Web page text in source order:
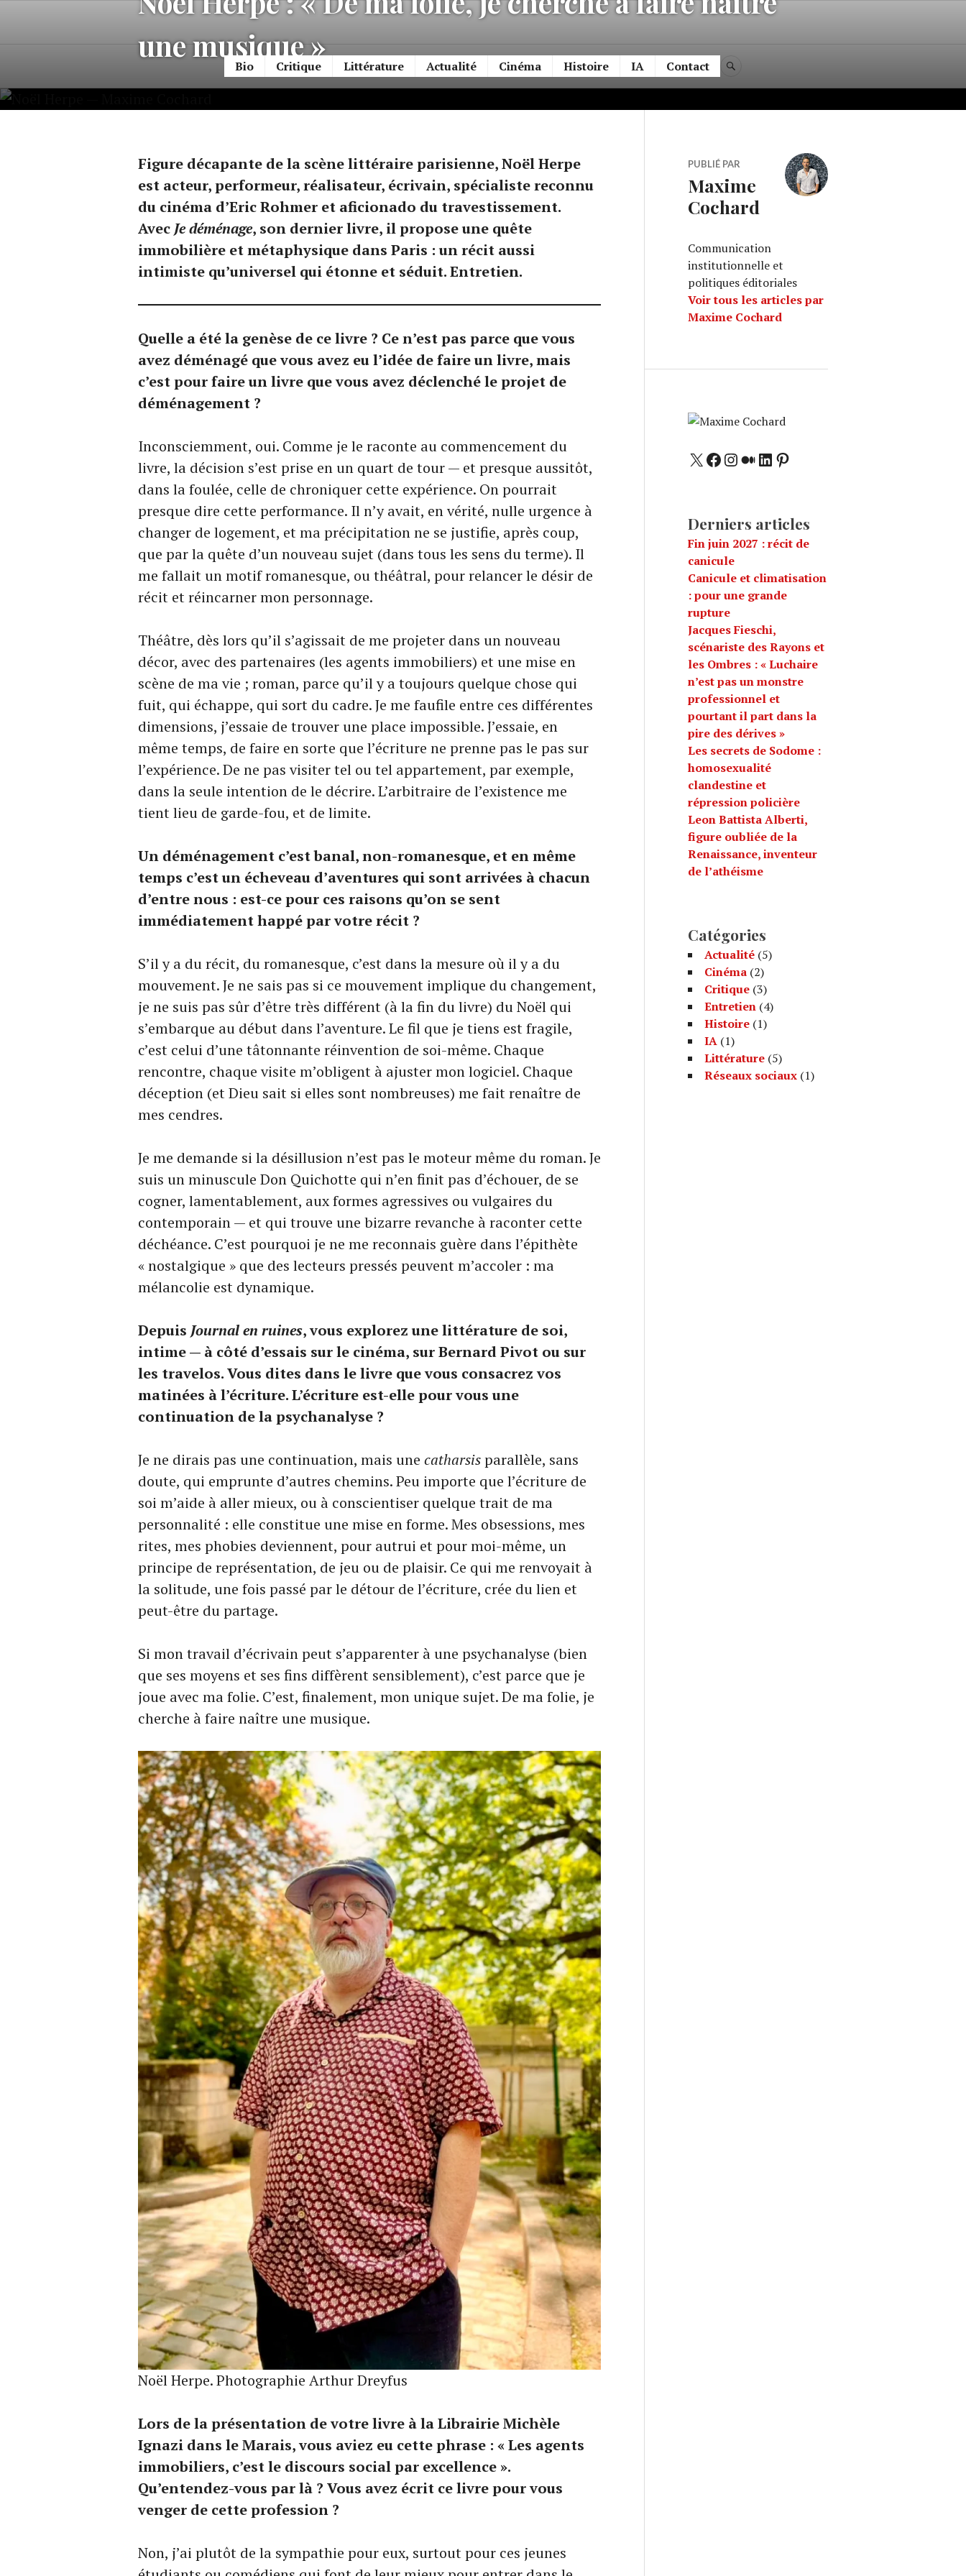
Bio Critique Littérature Actualité Cinéma Histoire IA Contact
une musique »
Figure décapante de la scène littéraire parisienne, Noël Herpe
est acteur, performeur, réalisateur, écrivain, spécialiste reconnu
du cinéma d’Eric Rohmer et aficionado du travestissement.
Avec Je déménage, son dernier livre, il propose une quête
immobilière et métaphysique dans Paris : un récit aussi
intimiste qu’universel qui étonne et séduit. Entretien.
Quelle a été la genèse de ce livre ? Ce n’est pas parce que vous
avez déménagé que vous avez eu l’idée de faire un livre, mais
c’est pour faire un livre que vous avez déclenché le projet de
déménagement ?
Inconsciemment, oui. Comme je le raconte au commencement du
livre, la décision s’est prise en un quart de tour — et presque aussitôt,
dans la foulée, celle de chroniquer cette expérience. On pourrait
presque dire cette performance. Il n’y avait, en vérité, nulle urgence à
changer de logement, et ma précipitation ne se justifie, après coup,
que par la quête d’un nouveau sujet (dans tous les sens du terme). Il
me fallait un motif romanesque, ou théâtral, pour relancer le désir de
récit et réincarner mon personnage.
Théâtre, dès lors qu’il s’agissait de me projeter dans un nouveau
décor, avec des partenaires (les agents immobiliers) et une mise en
scène de ma vie ; roman, parce qu’il y a toujours quelque chose qui
fuit, qui échappe, qui sort du cadre. Je me faufile entre ces différentes
dimensions, j’essaie de trouver une place impossible. J’essaie, en
même temps, de faire en sorte que l’écriture ne prenne pas le pas sur
l’expérience. De ne pas visiter tel ou tel appartement, par exemple,
dans la seule intention de le décrire. L’arbitraire de l’existence me
tient lieu de garde-fou, et de limite.
Un déménagement c’est banal, non-romanesque, et en même
temps c’est un écheveau d’aventures qui sont arrivées à chacun
d’entre nous : est-ce pour ces raisons qu’on se sent
immédiatement happé par votre récit ?
S’il y a du récit, du romanesque, c’est dans la mesure où il y a du
mouvement. Je ne sais pas si ce mouvement implique du changement,
je ne suis pas sûr d’être très différent (à la fin du livre) du Noël qui
s’embarque au début dans l’aventure. Le fil que je tiens est fragile,
c’est celui d’une tâtonnante réinvention de soi-même. Chaque
rencontre, chaque visite m’obligent à ajuster mon logiciel. Chaque
déception (et Dieu sait si elles sont nombreuses) me fait renaître de
mes cendres.
Je me demande si la désillusion n’est pas le moteur même du roman. Je
suis un minuscule Don Quichotte qui n’en finit pas d’échouer, de se
cogner, lamentablement, aux formes agressives ou vulgaires du
contemporain — et qui trouve une bizarre revanche à raconter cette
déchéance. C’est pourquoi je ne me reconnais guère dans l’épithète
« nostalgique » que des lecteurs pressés peuvent m’accoler : ma
mélancolie est dynamique.
Depuis Journal en ruines, vous explorez une littérature de soi,
intime — à côté d’essais sur le cinéma, sur Bernard Pivot ou sur
les travelos. Vous dites dans le livre que vous consacrez vos
matinées à l’écriture. L’écriture est-elle pour vous une
continuation de la psychanalyse ?
Je ne dirais pas une continuation, mais une catharsisparallèle, sans
doute, qui emprunte d’autres chemins. Peu importe que l’écriture de
soi m’aide à aller mieux, ou à conscientiser quelque trait de ma
personnalité : elle constitue une mise en forme. Mes obsessions, mes
rites, mes phobies deviennent, pour autrui et pour moi-même, un
principe de représentation, de jeu ou de plaisir. Ce qui me renvoyait à
la solitude, une fois passé par le détour de l’écriture, crée du lien et
peut-être du partage.
Si mon travail d’écrivain peut s’apparenter à une psychanalyse (bien
que ses moyens et ses fins diffèrent sensiblement), c’est parce que je
joue avec ma folie. C’est, finalement, mon unique sujet. De ma folie, je
cherche à faire naître une musique.
Noël Herpe. Photographie Arthur Dreyfus
Lors de la présentation de votre livre à la Librairie Michèle
Ignazi dans le Marais, vous aviez eu cette phrase : « Les agents
immobiliers, c’est le discours social par excellence ».
Qu’entendez-vous par là ? Vous avez écrit ce livre pour vous
venger de cette profession ?
Non, j’ai plutôt de la sympathie pour eux, surtout pour ces jeunes
PUBLIÉ PAR
Maxime
Cochard
Communication
institutionnelle et
politiques éditoriales
Voir tous les articles par
Maxime Cochard
X Facebook InstagramMediumLinkedIn Pinterest
Derniers articles
Fin juin 2027 : récit de
canicule
Canicule et climatisation
: pour une grande
rupture
Jacques Fieschi,
scénariste des Rayons et
les Ombres : « Luchaire
n’est pas un monstre
professionnel et
pourtant il part dans la
pire des dérives »
Les secrets de Sodome :
homosexualité
clandestine et
répression policière
Leon Battista Alberti,
figure oubliée de la
Renaissance, inventeur
de l’athéisme
Catégories
Actualité (5)
Cinéma (2)
Critique (3)
Entretien (4)
Histoire (1)
IA (1)
Littérature (5)
Réseaux sociaux (1)